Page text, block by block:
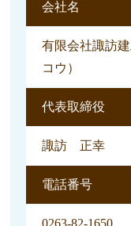
会社名
有限会社諏訪
コウ）
代表取締役
諏訪 正幸
電話番号